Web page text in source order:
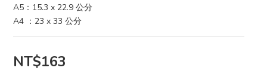
A5：15.3 x 22.9 公分
A4 ：23 x 33 公分
NT$163